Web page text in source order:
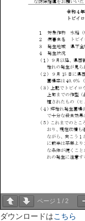
ページ 1 / 2
ダウンロードはこちら